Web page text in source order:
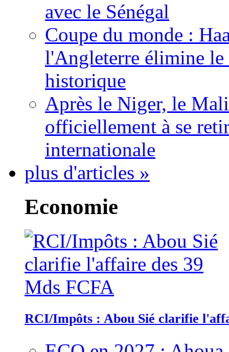
avec le Sénégal
Coupe du monde :
l'Angleterre élimine
historique
Après le Niger, le
officiellement à se
internationale
plus d'articles »
Economie
RCI/Impôts : Abou Sié clarifie